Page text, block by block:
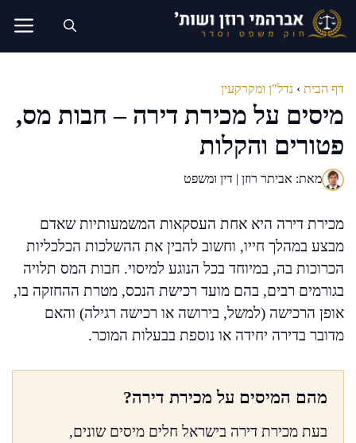
לדלג
לתוכן
דף הבית › נדל"ן ומקרקעין
מיסים על מכירת דירה – חבות מס,
פטורים והקלות
מאת: אביתר רוזן | דין ומשפט
מכירת דירה היא אחת העסקאות המשמעותיות שאדם
מבצע במהלך חייו, וחשוב להבין את ההשלכות הכלכליות
הכרוכות בה, במיוחד בכל הנוגע למיסוי. חבות המס תלויה
בגורמים רבים, בהם מועד רכישת הנכס, מטרת ההחזקה בו,
אופן הרכישה (למשל, בירושה או רכישה רגילה) והאם
מדובר בדירה יחידה או נוספת בבעלות המוכר.
מהם המיסים על מכירת דירה?
בעת מכירת דירה בישראל חלים מיסים שונים,